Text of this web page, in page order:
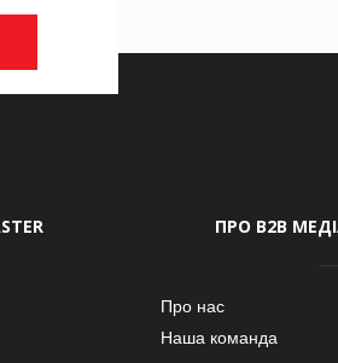
ПРО В2В
Про нас
Наша команда